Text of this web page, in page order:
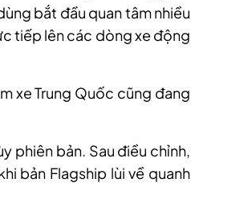
bắt đầu quan tâm nhiều
tiếp lên các dòng xe động
xe Trung Quốc cũng đang
phiên bản. Sau điều chỉnh,
bản Flagship lùi về quanh